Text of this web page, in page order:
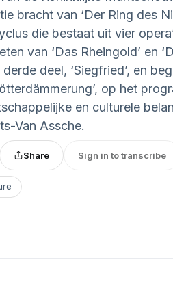
bracht van ‘Der Ring des
die bestaat uit vier
van ‘Das Rheingold’ en
deel, ‘Siegfried’, en
op het
en culturele
Van Assche.
Share Sign in to transcribe